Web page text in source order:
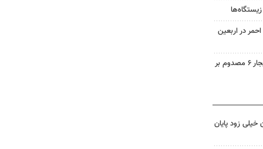
در اربعین
واژگونی تیبا در محور همدان بیجار ۶ مصدوم بر
خیلی زود پایان